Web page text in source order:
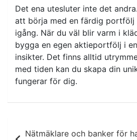
Det ena utesluter inte det
att börja med en färdig portfölj
igång. När du väl blir varm i
bygga en egen aktieportfölj i
insikter. Det finns alltid
med tiden kan du skapa din
fungerar för dig.
Inläggsnavigering
Nätmäklare och banker för